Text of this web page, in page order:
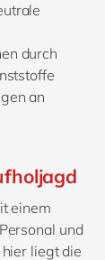
durch
an
einem
und
liegt die